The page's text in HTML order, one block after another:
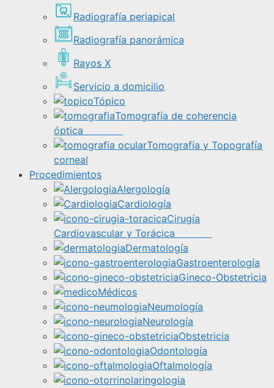
Radiografía periapical
Radiografía panorámica
Rayos X
Servicio a domicilio
Tópico
Tomografía de coherencia
óptica
Tomografía y Topografía
corneal
Procedimientos
Alergología
Cardiología
Cirugía
Cardiovascular y Torácica
Dermatología
Gastroenterología
Gineco-Obstetricia
Médicos
Neumología
Neurología
Obstetricia
Odontología
Oftalmología